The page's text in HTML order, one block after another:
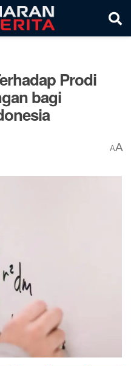
Prodi
bagi
AA